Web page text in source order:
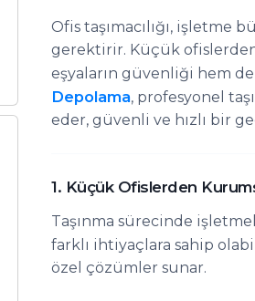
Ofis taşımacılığı,
gerektirir. Küçük
eşyaların güvenliği hem
Depolama, profesyonel
eder, güvenli ve hızlı bir
1. Küçük Ofislerden
Taşınma sürecinde
farklı ihtiyaçlara sahip
özel çözümler sunar.